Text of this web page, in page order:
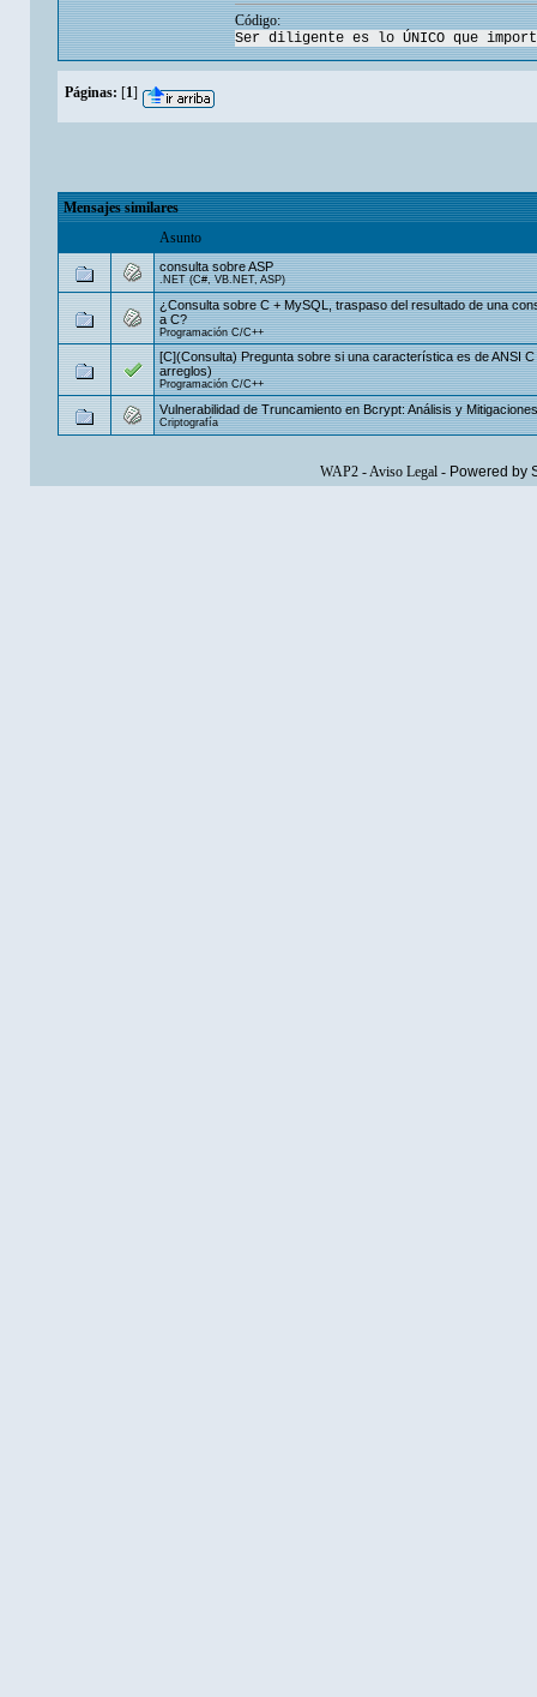
Código:
Ser diligente es lo ÚNICO que
Páginas: [1]
Mensajes similares
Asunto
consulta sobre ASP
.NET (C#, VB.NET, ASP)
¿Consulta sobre C + MySQL, traspaso del resultado de una
a C?
Programación C/C++
[C](Consulta) Pregunta sobre si una característica es de ANSI
arreglos)
Programación C/C++
Vulnerabilidad de Truncamiento en Bcrypt: Análisis y
Criptografía
WAP2-Aviso Legal- Powered by